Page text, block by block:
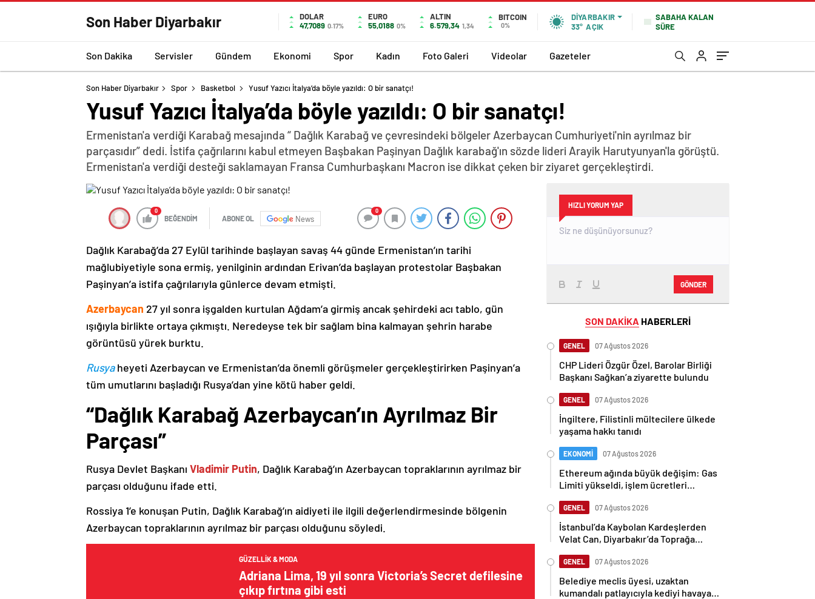
Son Haber Diyarbakır
DOLAR
47,7089 0.17%
EURO
55,0188 0%
ALTIN
6.579,34 1,34
BITCOIN
0%
DIYARBAKIR
33° AÇIK
SABAHA KALAN
SÜRE
Son Dakika Servisler Gündem Ekonomi Spor Kadın Foto Galeri Videolar Gazeteler
Son Haber Diyarbakır Spor Basketbol Yusuf Yazıcı İtalya’da böyle yazıldı: O bir sanatçı!
Yusuf Yazıcı İtalya’da böyle yazıldı: O bir sanatçı!
Ermenistan'a verdiği Karabağ mesajında “ Dağlık Karabağ ve çevresindeki bölgeler Azerbaycan Cumhuriyeti'nin ayrılmaz bir
parçasıdır” dedi. İstifa çağrılarını kabul etmeyen Başbakan Paşinyan Dağlık karabağ'ın sözde lideri Arayik Harutyunyan'la görüştü.
Ermenistan'a verdiği desteği saklamayan Fransa Cumhurbaşkanı Macron ise dikkat çeken bir ziyaret gerçekleştirdi.
0
BEĞENDİM ABONE OL News
0
Dağlık Karabağ’da 27 Eylül tarihinde başlayan savaş 44 günde Ermenistan’ın tarihi
mağlubiyetiyle sona ermiş, yenilginin ardından Erivan’da başlayan protestolar Başbakan
Paşinyan’a istifa çağrılarıyla günlerce devam etmişti.
Azerbaycan 27 yıl sonra işgalden kurtulan Ağdam’a girmiş ancak şehirdeki acı tablo, gün
ışığıyla birlikte ortaya çıkmıştı. Neredeyse tek bir sağlam bina kalmayan şehrin harabe
görüntüsü yürek burktu.
Rusyaheyeti Azerbaycan ve Ermenistan’da önemli görüşmeler gerçekleştirirken Paşinyan’a
tüm umutlarını başladığı Rusya’dan yine kötü haber geldi.
“Dağlık Karabağ Azerbaycan’ın Ayrılmaz Bir
Parçası”
Rusya Devlet Başkanı Vladimir Putin, Dağlık Karabağ’ın Azerbaycan topraklarının ayrılmaz bir
parçası olduğunu ifade etti.
Rossiya 1’e konuşan Putin, Dağlık Karabağ’ın aidiyeti ile ilgili değerlendirmesinde bölgenin
Azerbaycan topraklarının ayrılmaz bir parçası olduğunu söyledi.
GÜZELLIK & MODA
Adriana Lima, 19 yıl sonra Victoria’s Secret defilesine
çıkıp fırtına gibi esti
HIZLI YORUM YAP
GÖNDER
SON DAKİKA HABERLERİ
GENEL 07 Ağustos 2026
CHP Lideri Özgür Özel, Barolar Birliği
Başkanı Sağkan’a ziyarette bulundu
GENEL 07 Ağustos 2026
İngiltere, Filistinli mültecilere ülkede
yaşama hakkı tanıdı
EKONOMİ 07 Ağustos 2026
Ethereum ağında büyük değişim: Gas
Limiti yükseldi, işlem ücretleri
GENEL 07 Ağustos 2026
İstanbul’da Kaybolan Kardeşlerden
Velat Can, Diyarbakır’da Toprağa
GENEL 07 Ağustos 2026
Belediye meclis üyesi, uzaktan
kumandalı patlayıcıyla kediyi havaya